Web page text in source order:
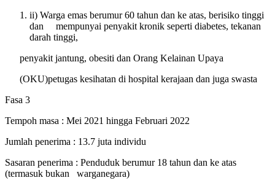
ii) Warga emas berumur 60 tahun dan ke atas, berisiko tinggi
dan
mempunyai penyakit kronik seperti diabetes, tekanan
darah tinggi,
penyakit jantung, obesiti dan Orang Kelainan Upaya
(OKU)petugas kesihatan di hospital kerajaan dan juga swasta
Fasa 3
Tempoh masa : Mei 2021 hingga Februari 2022
Jumlah penerima : 13.7 juta individu
Sasaran penerima : Penduduk berumur 18 tahun dan ke atas
(termasuk bukan
warganegara)